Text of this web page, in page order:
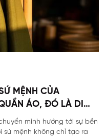
MỆNH CỦA
ÁO, ĐÓ LÀ DI
mình hướng tới sự bền
sứ mệnh không chỉ tạo ra